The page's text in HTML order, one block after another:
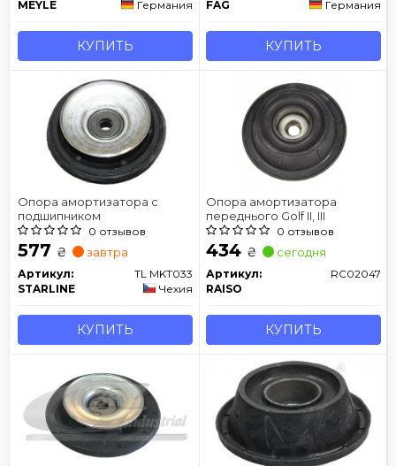
MEYLE Германия
КУПИТЬ
FAG Германия
КУПИТЬ
Опора амортизатора с
подшипником
0 отзывов
577 ₴ завтра
Артикул:
TL MKT033
STARLINE
Чехия
КУПИТЬ
Опора амортизатора
переднього Golf II, III
0 отзывов
434 ₴ сегодня
Артикул:
RC02047
RAISO
КУПИТЬ